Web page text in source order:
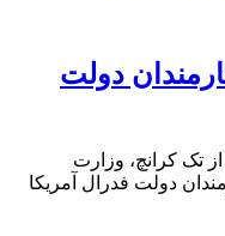
دولت
تک کرانچ، وزارت
دولت فدرال آمریکا